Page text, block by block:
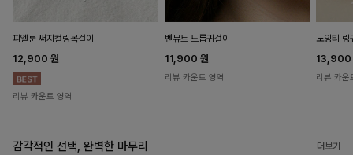
피엘룬 써지컬링목걸이
12,900 원
리뷰 카운트 영역
벤뮤트 드롭귀걸이
11,900 원
리뷰 카운트 영역
노잉티 링
리뷰 카운
감각적인 선택, 완벽한 마무리 더보기